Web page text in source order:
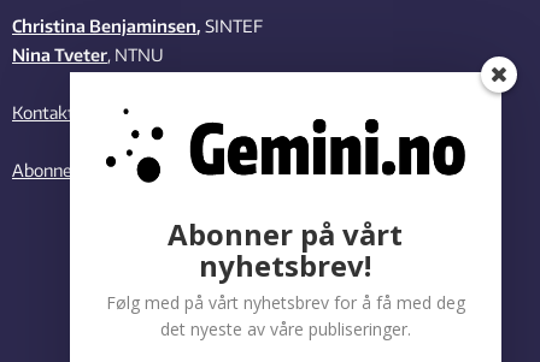
Christina Benjaminsen, SINTEF
Nina Tveter, NTNU
Kontakt oss
Abonner på vårt nyhetsbrev
Abonner på vårt
nyhetsbrev!
Følg med på vårt nyhetsbrev for å få med deg
det nyeste av våre publiseringer.